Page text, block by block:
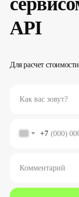
API
Для расчет
Как вас зовут?
+7
Комментарий